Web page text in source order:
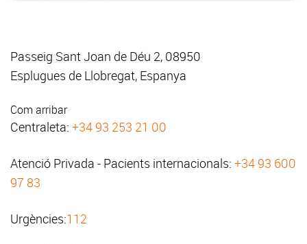
Passeig Sant Joan de Déu 2, 08950
Esplugues de Llobregat, Espanya
Com arribar
Centraleta: +34 93 253 21 00
Atenció Privada - Pacients internacionals: +34 93 600
97 83
Urgències:112